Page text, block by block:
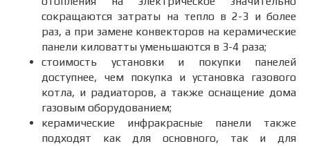
сокращаются затраты на тепло в 2-3 и более
раз, а при замене конвекторов на керамические
панели киловатты уменьшаются в 3-4 раза;
стоимость установки и покупки панелей
доступнее, чем покупка и установка газового
котла, и радиаторов, а также оснащение дома
газовым оборудованием;
керамические инфракрасные панели также
подходят как для основного, так и для